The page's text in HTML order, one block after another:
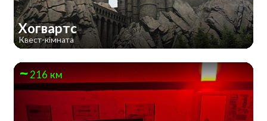
Хогвартс
Квест-кімната
216 км